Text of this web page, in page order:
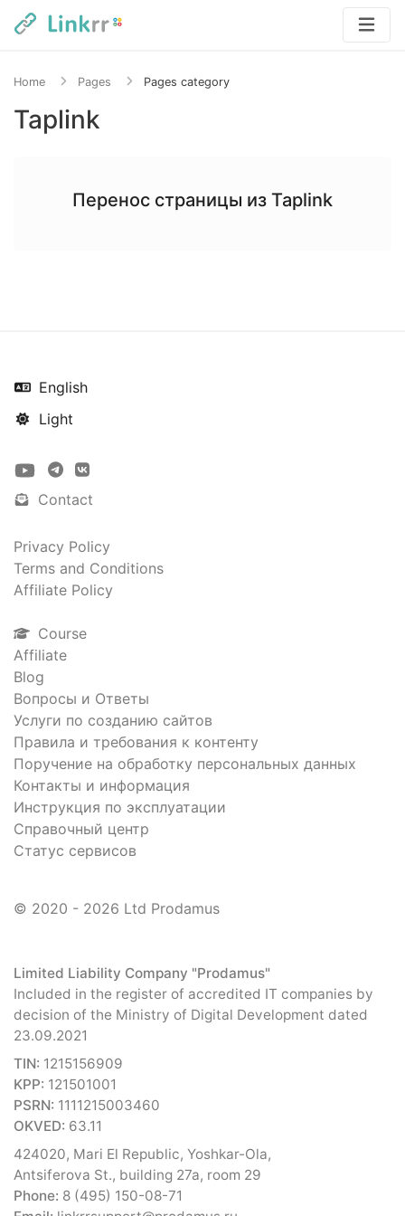
Home Pages Pages category
Taplink
Перенос страницы из Taplink
English
Light
Contact
Privacy Policy
Terms and Conditions
Affiliate Policy
Course
Affiliate
Blog
Вопросы и Ответы
Услуги по созданию сайтов
Правила и требования к контенту
Поручение на обработку персональных данных
Контакты и информация
Инструкция по эксплуатации
Справочный центр
Статус сервисов
© 2020 - 2026 Ltd Prodamus
Limited Liability Company "Prodamus"
Included in the register of accredited IT companies by
decision of the Ministry of Digital Development dated
23.09.2021
TIN: 1215156909
KPP: 121501001
PSRN: 1111215003460
OKVED: 63.11
424020, Mari El Republic, Yoshkar-Ola,
Antsiferova St., building 27a, room 29
Phone: 8 (495) 150-08-71